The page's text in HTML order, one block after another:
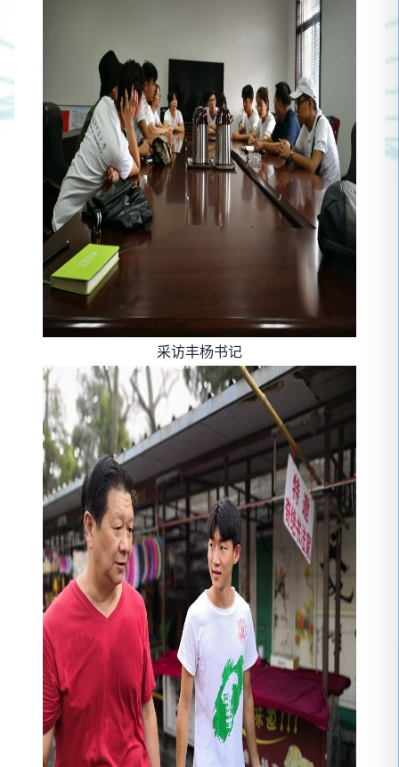
采访丰杨书记